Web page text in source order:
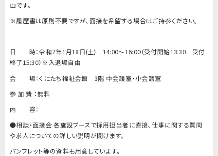
由です。
※履歴書は原則不要ですが、面接を希望する場合はご持参ください。
日 時：令和7年1月18日(土) 14:00～16:00（受付開始13:30 受付
終了15:30）※入退場自由
会 場：くにたち福祉会館 3階 中会議室・小会議室
参 加 費 ：無料
内 容：
●相談・面接会 各施設ブースで採用担当者に直接、仕事に関する質問
や求人についての詳しい説明が聞けます。
パンフレット等の資料も用意しています。